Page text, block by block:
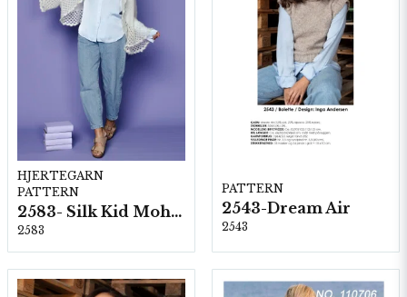
HJERTEGARN
PATTERN
2583- Silk Kid Mohair
2583
PATTERN
2543-Dream Air
2543